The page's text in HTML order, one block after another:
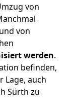
von
von
werden.
befinden,
Lage, auch
Sürth zu